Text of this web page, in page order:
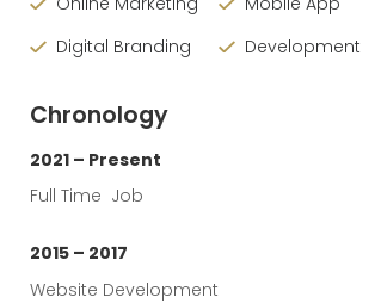
Digital Branding
Development
Chronology
2021 – Present
Full Time Job
2015 – 2017
Website Development